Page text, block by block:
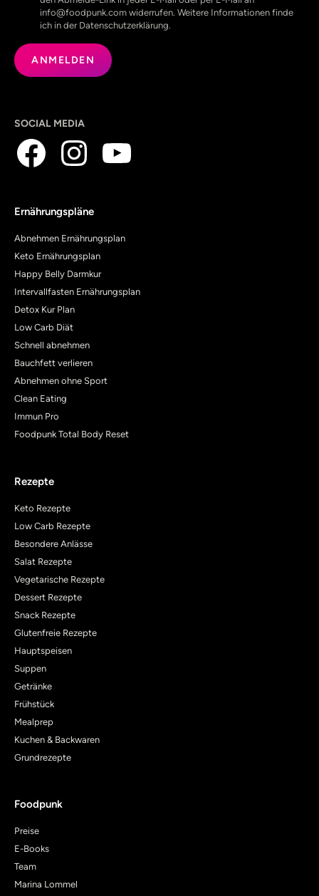
info@foodpunk.com widerrufen. Weitere Informationen finde
ich in der Datenschutzerklärung.
SOCIAL MEDIA
Ernährungspläne
Abnehmen Ernährungsplan
Keto Ernährungsplan
Happy Belly Darmkur
Intervallfasten Ernährungsplan
Detox Kur Plan
Low Carb Diät
Schnell abnehmen
Bauchfett verlieren
Abnehmen ohne Sport
Clean Eating
Immun Pro
Foodpunk Total Body Reset
Rezepte
Keto Rezepte
Low Carb Rezepte
Besondere Anlässe
Salat Rezepte
Vegetarische Rezepte
Dessert Rezepte
Snack Rezepte
Glutenfreie Rezepte
Hauptspeisen
Suppen
Getränke
Frühstück
Mealprep
Kuchen & Backwaren
Grundrezepte
Foodpunk
Preise
E-Books
Team
Marina Lommel